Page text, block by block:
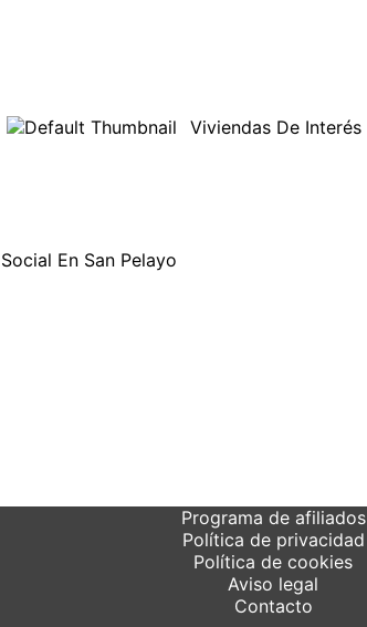
Viviendas De Interés
Social En San Pelayo
Programa de afiliados
Política de privacidad
Política de cookies
Aviso legal
Contacto